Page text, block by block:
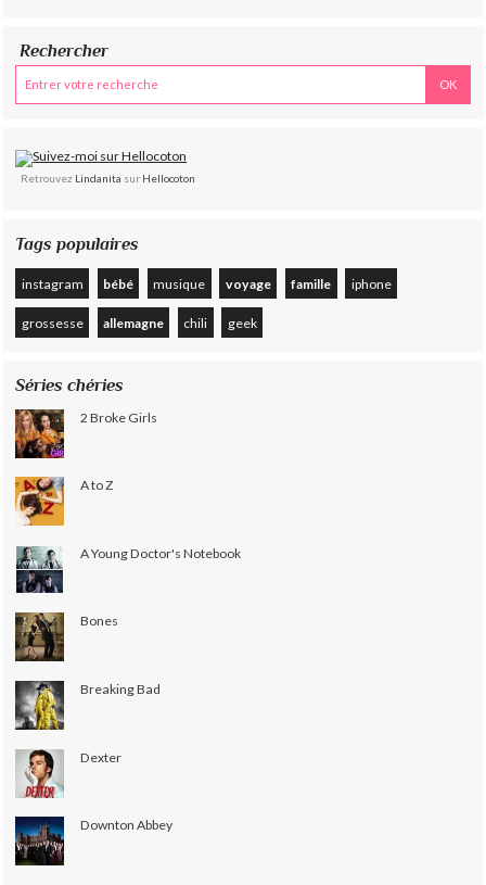
Rechercher
Retrouvez Lindanita sur Hellocoton
Tags populaires
instagram bébé musique voyage famille iphone
grossesse allemagne chili geek
Séries chéries
2 Broke Girls
A to Z
A Young Doctor's Notebook
Bones
Breaking Bad
Dexter
Downton Abbey